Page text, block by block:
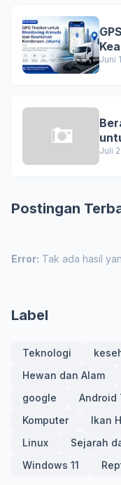
Juni
Juli
Postingan
Error: Tak ada hasil
Label
Teknologi
Hewan dan Alam
google
Android
Komputer
Ikan
Linux
Sejarah
Windows 11